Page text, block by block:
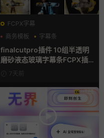
FCPX字幕
商务模板
字幕条
finalcutpro插件 10组半透明
磨砂液态玻璃字幕条FCPX插
7天前